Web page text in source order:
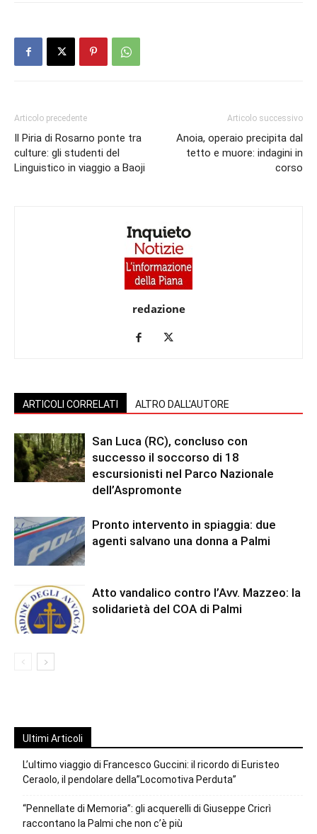
Articolo precedente
Il Piria di Rosarno ponte tra
culture: gli studenti del
Linguistico in viaggio a Baoji
Articolo successivo
Anoia, operaio precipita dal
tetto e muore: indagini in
corso
redazione
ARTICOLI CORRELATI ALTRO DALL'AUTORE
San Luca (RC), concluso con
successo il soccorso di 18
escursionisti nel Parco Nazionale
dell’Aspromonte
Pronto intervento in spiaggia: due
agenti salvano una donna a Palmi
Atto vandalico contro l’Avv. Mazzeo: la
solidarietà del COA di Palmi
Ultimi Articoli
L’ultimo viaggio di Francesco Guccini: il ricordo di Euristeo
Ceraolo, il pendolare della”Locomotiva Perduta”
“Pennellate di Memoria”: gli acquerelli di Giuseppe Cricrì
raccontano la Palmi che non c’è più